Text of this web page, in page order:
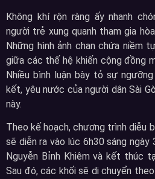
Không khí rộn ràng ấy nhanh
người trẻ xung quanh tham gia
Những hình ảnh chan chứa niềm
giữa các thế hệ khiến cộng đồng
Nhiều bình luận bày tỏ sự
kết, yêu nước của người dân Sài
này.
Theo kế hoạch, chương trình diễu
sẽ diễn ra vào lúc 6h30 sáng
Nguyễn Bỉnh Khiêm và kết thúc
Sau đó, các khối sẽ di chuyển